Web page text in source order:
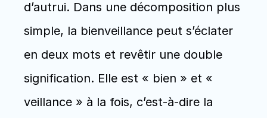
d’autrui. Dans une décomposition plus
simple, la bienveillance peut s’éclater
en deux mots et revêtir une double
signification. Elle est « bien » et «
veillance » à la fois, c’est-à-dire la